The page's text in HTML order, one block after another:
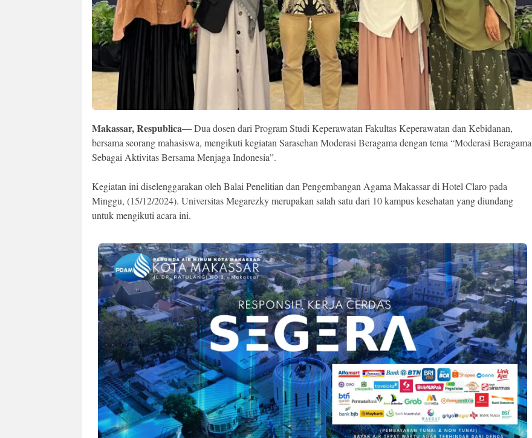
Makassar, Respublica—Dua dosen dari Program Studi Keperawatan Fakultas Keperawatan dan Kebidanan,
bersama seorang mahasiswa, mengikuti kegiatan Sarasehan Moderasi Beragama dengan tema “Moderasi Beragama
Sebagai Aktivitas Bersama Menjaga Indonesia”.
Kegiatan ini diselenggarakan oleh Balai Penelitian dan Pengembangan Agama Makassar di Hotel Claro pada
Minggu, (15/12/2024). Universitas Megarezky merupakan salah satu dari 10 kampus kesehatan yang diundang
untuk mengikuti acara ini.